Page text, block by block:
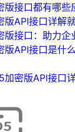
接口都有哪些
API接口详解
接口：助力企
API接口是什
密版API接口